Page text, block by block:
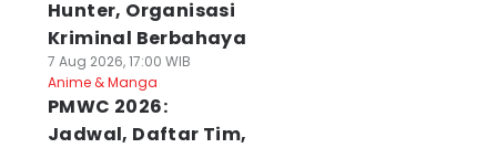
Hunter, Organisasi
Kriminal Berbahaya
7 Aug 2026, 17:00 WIB
Anime & Manga
PMWC 2026:
Jadwal, Daftar Tim,